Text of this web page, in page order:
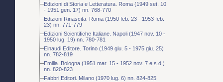
Edizioni di Storia e Letteratura. Roma (1949 set. 10
- 1951 gen. 17) nn. 768-770
Edizioni Rinascita. Roma (1950 feb. 23 - 1953 feb.
23) nn. 771-779
Edizioni Scientifiche Italiane. Napoli (1947 nov. 10 -
1950 lug. 19) nn. 780-781
Einaudi Editore. Torino (1949 giu. 5 - 1975 giu. 25)
nn. 782-819
Emilia. Bologna (1951 mar. 15 - 1952 nov. 7 e s.d.)
nn. 820-823
Fabbri Editori. Milano (1970 lug. 6) nn. 824-825